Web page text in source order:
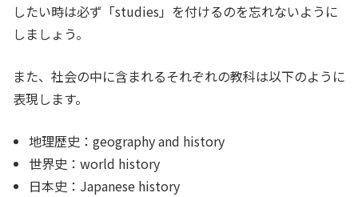
したい時は必ず「studies」を付けるのを忘れないように
しましょう。
また、社会の中に含まれるそれぞれの教科は以下のように
表現します。
地理歴史：geography and history
世界史：world history
日本史：Japanese history